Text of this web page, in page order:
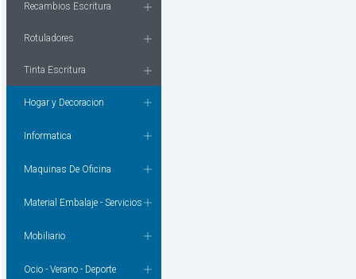
Recambios Escritura
Rotuladores
Tinta Escritura
Hogar y Decoracion
Informatica
Maquinas De Oficina
Material Embalaje - Servicios
Mobiliario
Ocio - Verano - Deporte